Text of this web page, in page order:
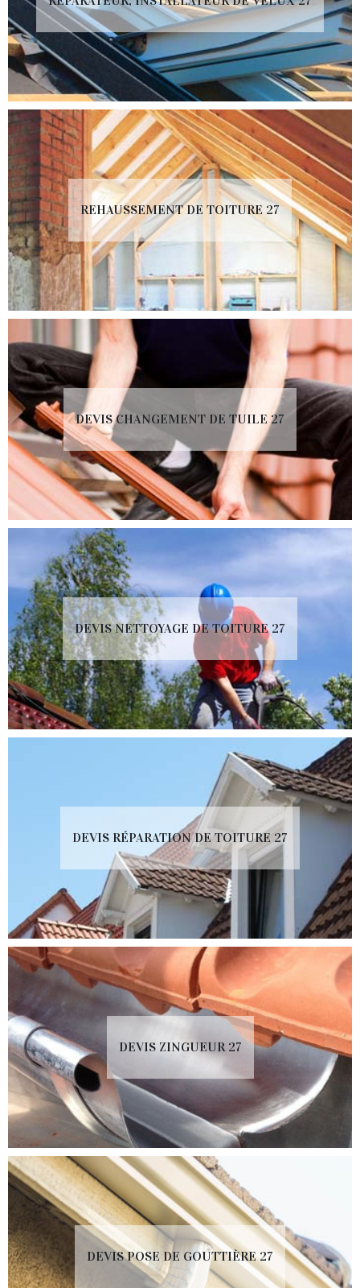
REHAUSSEMENT DE TOITURE 27
DEVIS CHANGEMENT DE TUILE 27
DEVIS NETTOYAGE DE TOITURE 27
DEVIS RÉPARATION DE TOITURE 27
DEVIS ZINGUEUR 27
DEVIS POSE DE GOUTTIÈRE 27